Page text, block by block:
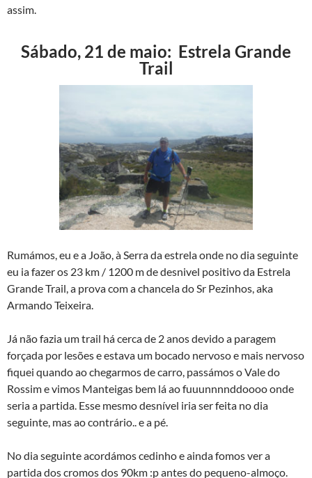
assim.
Sábado, 21 de maio: Estrela Grande
Trail
Rumámos, eu e a João, à Serra da estrela onde no dia seguinte
eu ia fazer os 23 km / 1200 m de desnivel positivo da Estrela
Grande Trail, a prova com a chancela do Sr Pezinhos, aka
Armando Teixeira.
Já não fazia um trail há cerca de 2 anos devido a paragem
forçada por lesões e estava um bocado nervoso e mais nervoso
fiquei quando ao chegarmos de carro, passámos o Vale do
Rossim e vimos Manteigas bem lá ao fuuunnnnddoooo onde
seria a partida. Esse mesmo desnível iria ser feita no dia
seguinte, mas ao contrário.. e a pé.
No dia seguinte acordámos cedinho e ainda fomos ver a
partida dos cromos dos 90km :p antes do pequeno-almoço.